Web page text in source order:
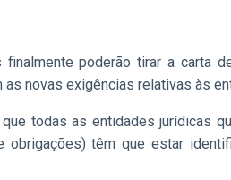
poderão tirar a carta
novas exigências relativas às
todas as entidades jurídicas
têm que estar